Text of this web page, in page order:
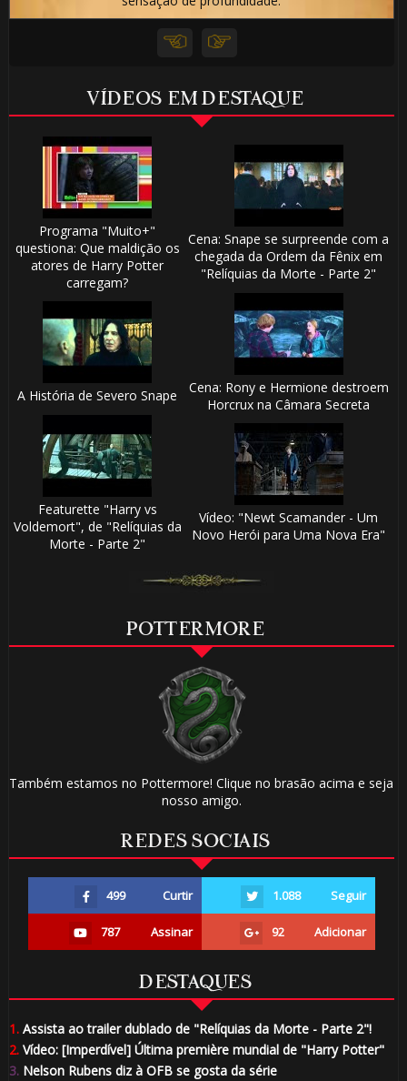
VÍDEOS EM DESTAQUE
Programa "Muito+"
questiona: Que maldição os
atores de Harry Potter
carregam?
Cena: Snape se surpreende com a
chegada da Ordem da Fênix em
"Relíquias da Morte - Parte 2"
A História de Severo Snape
Cena: Rony e Hermione destroem
Horcrux na Câmara Secreta
Featurette "Harry vs
Voldemort", de "Relíquias da
Morte - Parte 2"
Vídeo: "Newt Scamander - Um
Novo Herói para Uma Nova Era"
POTTERMORE
Também estamos no Pottermore! Clique no brasão acima e seja
nosso amigo.
REDES SOCIAIS
499 Curtir 1.088 Seguir
787 Assinar 92 Adicionar
DESTAQUES
1.Assista ao trailer dublado de "Relíquias da Morte - Parte 2"!
2.Vídeo: [Imperdível] Última première mundial de "Harry Potter"
3.Nelson Rubens diz à OFB se gosta da série